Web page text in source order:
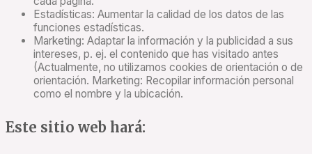
Estadísticas: Aumentar la calidad de los datos de las
funciones estadísticas.
Marketing: Adaptar la información y la publicidad a sus
intereses, p. ej. el contenido que has visitado antes
(Actualmente, no utilizamos cookies de orientación o de
orientación. Marketing: Recopilar información personal
como el nombre y la ubicación.
Este sitio web hará: